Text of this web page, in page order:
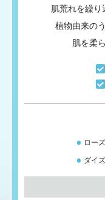
肌荒れを繰り
植物由来の
肌を柔
ロー
ダイ